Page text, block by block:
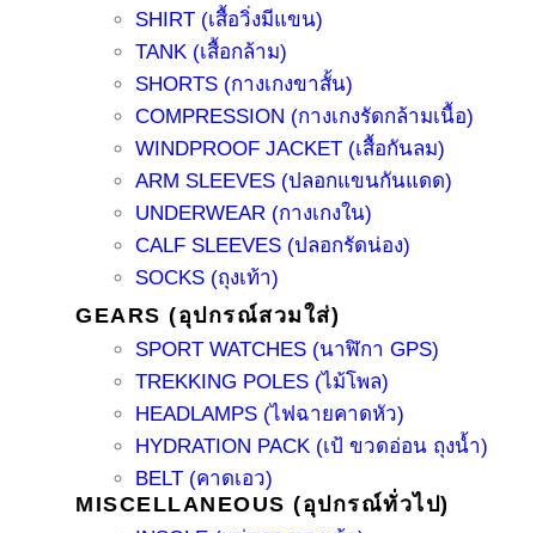
SHIRT (เสื้อวิ่งมีแขน)
TANK (เสื้อกล้าม)
SHORTS (กางเกงขาสั้น)
COMPRESSION (กางเกงรัดกล้ามเนื้อ)
WINDPROOF JACKET (เสื้อกันลม)
ARM SLEEVES (ปลอกแขนกันแดด)
UNDERWEAR (กางเกงใน)
CALF SLEEVES (ปลอกรัดน่อง)
SOCKS (ถุงเท้า)
GEARS (อุปกรณ์สวมใส่)
SPORT WATCHES (นาฬิกา GPS)
TREKKING POLES (ไม้โพล)
HEADLAMPS (ไฟฉายคาดหัว)
HYDRATION PACK (เป้ ขวดอ่อน ถุงน้ำ)
BELT (คาดเอว)
MISCELLANEOUS (อุปกรณ์ทั่วไป)